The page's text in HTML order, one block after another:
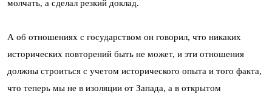
молчать, а сделал резкий доклад.
А об отношениях с государством он говорил, что никаких
исторических повторений быть не может, и эти отношения
должны строиться с учетом исторического опыта и того факта,
что теперь мы не в изоляции от Запада, а в открытом